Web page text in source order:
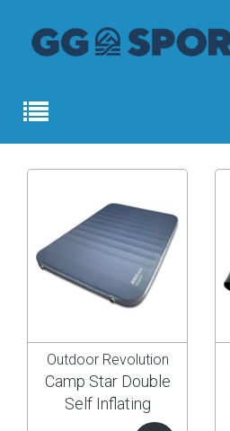
Outdoor Revolution
Camp Star Double
Self Inflating